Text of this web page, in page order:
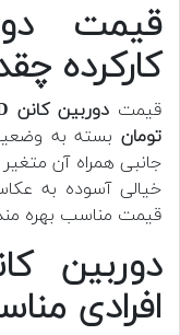
کارکرده
قیمت دوربین کانن 200D
تومان بسته به
جانبی همراه آن
خیالی آسوده به
قیمت مناسب بهره
افرادی